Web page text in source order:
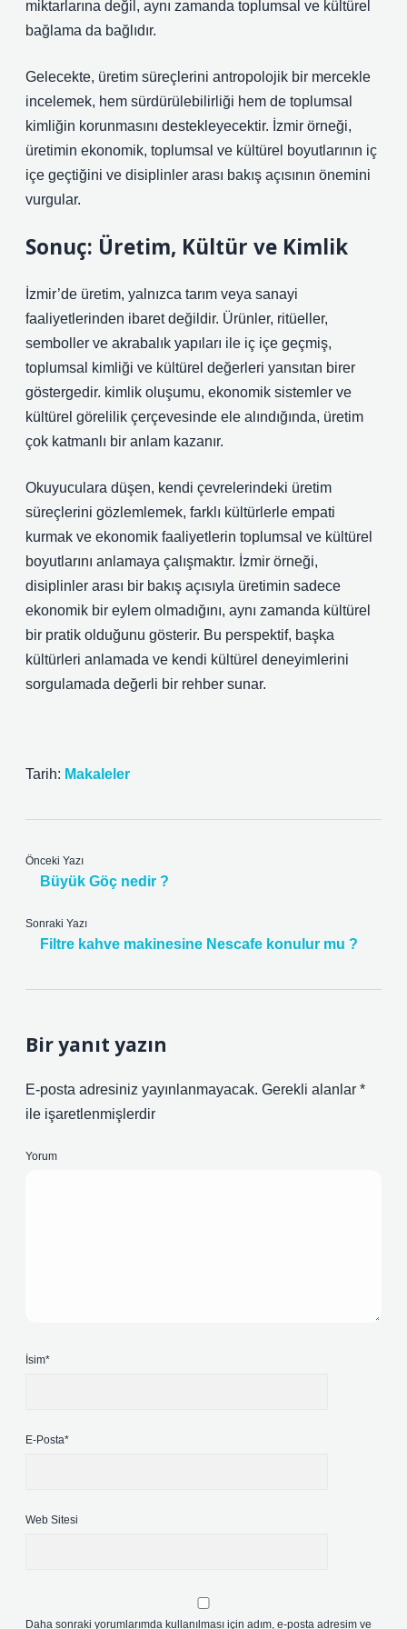
miktarlarına değil, aynı zamanda toplumsal ve kültürel
bağlama da bağlıdır.
Gelecekte, üretim süreçlerini antropolojik bir mercekle
incelemek, hem sürdürülebilirliği hem de toplumsal
kimliğin korunmasını destekleyecektir. İzmir örneği,
üretimin ekonomik, toplumsal ve kültürel boyutlarının iç
içe geçtiğini ve disiplinler arası bakış açısının önemini
vurgular.
Sonuç: Üretim, Kültür ve Kimlik
İzmir’de üretim, yalnızca tarım veya sanayi
faaliyetlerinden ibaret değildir. Ürünler, ritüeller,
semboller ve akrabalık yapıları ile iç içe geçmiş,
toplumsal kimliği ve kültürel değerleri yansıtan birer
göstergedir. kimlik oluşumu, ekonomik sistemler ve
kültürel görelilik çerçevesinde ele alındığında, üretim
çok katmanlı bir anlam kazanır.
Okuyuculara düşen, kendi çevrelerindeki üretim
süreçlerini gözlemlemek, farklı kültürlerle empati
kurmak ve ekonomik faaliyetlerin toplumsal ve kültürel
boyutlarını anlamaya çalışmaktır. İzmir örneği,
disiplinler arası bir bakış açısıyla üretimin sadece
ekonomik bir eylem olmadığını, aynı zamanda kültürel
bir pratik olduğunu gösterir. Bu perspektif, başka
kültürleri anlamada ve kendi kültürel deneyimlerini
sorgulamada değerli bir rehber sunar.
Tarih: Makaleler
Önceki Yazı
Büyük Göç nedir ?
Sonraki Yazı
Filtre kahve makinesine Nescafe konulur mu ?
Bir yanıt yazın
E-posta adresiniz yayınlanmayacak. Gerekli alanlar *
ile işaretlenmişlerdir
Yorum
İsim*
E-Posta*
Web Sitesi
Daha sonraki yorumlarımda kullanılması için adım, e-posta adresim ve